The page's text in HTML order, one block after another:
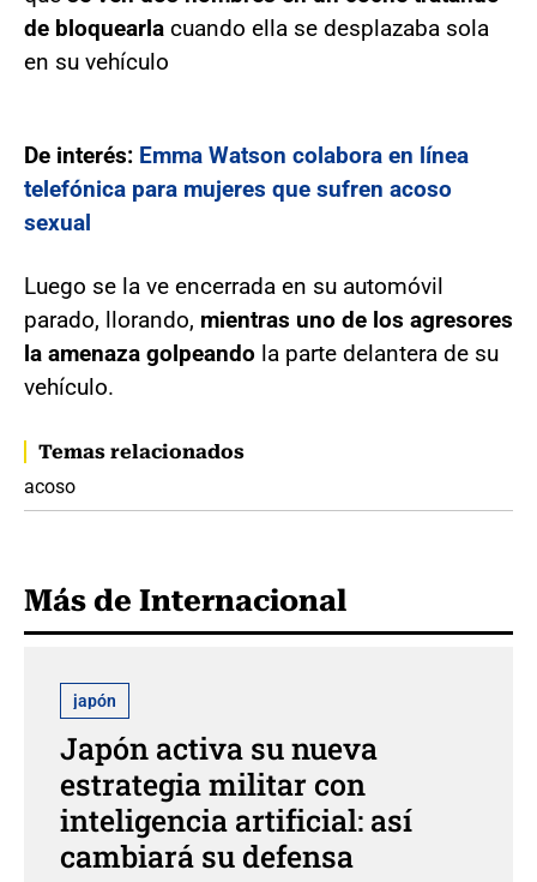
de bloquearla cuando ella se desplazaba sola
en su vehículo
De interés: Emma Watson colabora en línea
telefónica para mujeres que sufren acoso
sexual
Luego se la ve encerrada en su automóvil
parado, llorando, mientras uno de los agresores
la amenaza golpeando la parte delantera de su
vehículo.
Temas relacionados
acoso
Más de Internacional
japón
Japón activa su nueva
estrategia militar con
inteligencia artificial: así
cambiará su defensa